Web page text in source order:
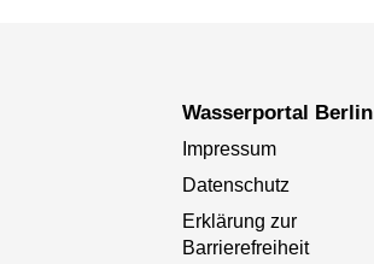
Wasserportal Berlin
Impressum
Datenschutz
Erklärung zur
Barrierefreiheit